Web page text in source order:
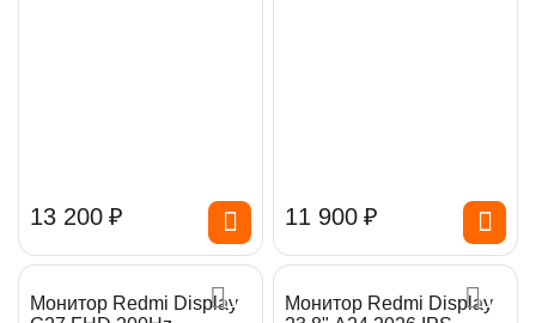
13 200 ₽ 11 900 ₽
Монитор Redmi Display
Монитор Redmi Display